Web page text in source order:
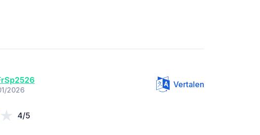
2026
Vertalen
4/5